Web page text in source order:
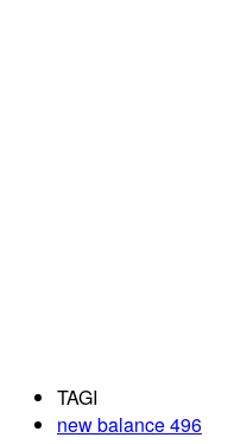
TAGI
new balance 496